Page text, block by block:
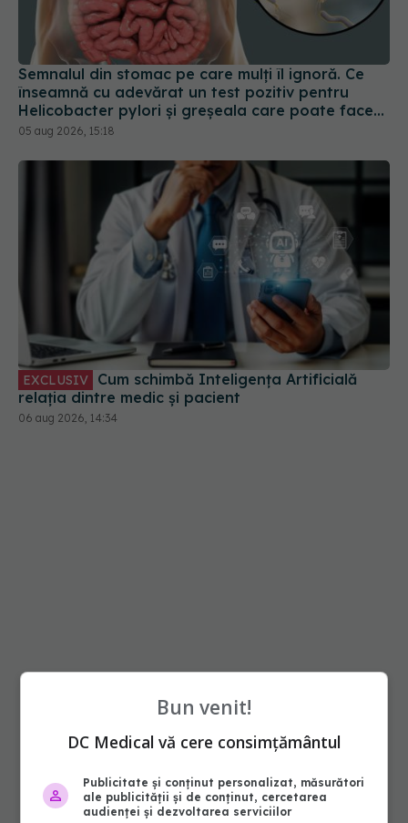
Semnalul din stomac pe care mulți îl ignoră. Ce
înseamnă cu adevărat un test pozitiv pentru
Helicobacter pylori și greșeala care poate face
tratamentul mult mai dificil
05 aug 2026, 15:18
EXCLUSIV
relația dintre medic și pacient
06 aug 2026, 14:34
Bun venit!
DC Medical vă cere consimțământul
Publicitate și conținut personalizat, măsurători
ale publicității și de conținut, cercetarea
audienței și dezvoltarea serviciilor